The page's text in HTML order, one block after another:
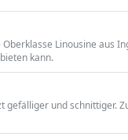
Linousine aus
kann.
gefälliger und schnittiger.